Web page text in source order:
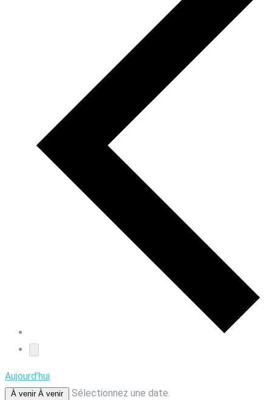
Aujourd’hui
À venir À venir Sélectionnez une date.